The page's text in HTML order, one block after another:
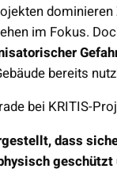
im Fokus.
bereits
bei KRITIS-
dass